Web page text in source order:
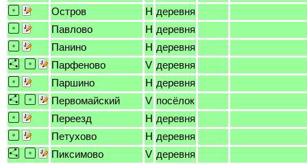
Остров
H деревня
Павлово
H деревня
Панино
H деревня
Парфеново
V деревня
Паршино
H деревня
Первомайский
V посёлок
Переезд
H деревня
Петухово
H деревня
Пиксимово
V деревня